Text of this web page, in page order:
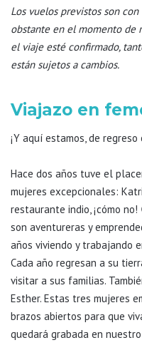
Los vuelos previstos son
obstante en el momento de
el viaje esté confirmado,
están sujetos a cambios.
Viajazo en
¡Y aquí estamos, de
Hace dos años tuve el
mujeres excepcionales:
restaurante indio, ¡cómo
son aventureras y
años viviendo y trabajando
Cada año regresan a su
visitar a sus familias.
Esther. Estas tres mujeres
brazos abiertos para que
quedará grabada en